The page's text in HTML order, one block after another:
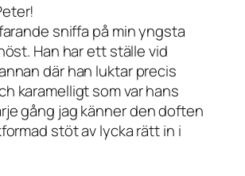
sniffa på min yngsta
Han har ett ställe vid
där han luktar precis
karamelligt som var hans
gång jag känner den doften
stöt av lycka rätt in i